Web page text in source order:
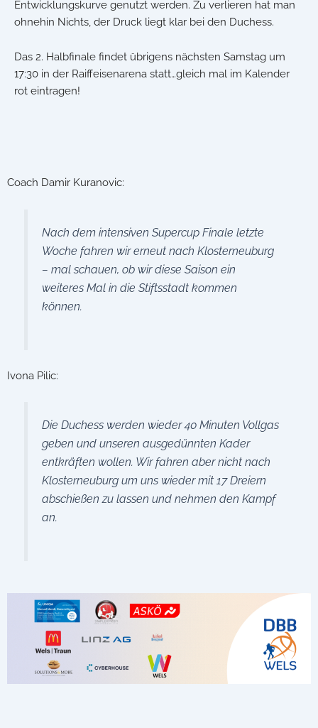
Entwicklungskurve genutzt werden. Zu verlieren hat man
ohnehin Nichts, der Druck liegt klar bei den Duchess.
Das 2. Halbfinale findet übrigens nächsten Samstag um
17:30 in der Raiffeisenarena statt…gleich mal im Kalender
rot eintragen!
Coach Damir Kuranovic:
Nach dem intensiven Supercup Finale letzte
Woche fahren wir erneut nach Klosterneuburg
– mal schauen, ob wir diese Saison ein
weiteres Mal in die Stiftsstadt kommen
können.
Ivona Pilic:
Die Duchess werden wieder 40 Minuten Vollgas
geben und unseren ausgedünnten Kader
entkräften wollen. Wir fahren aber nicht nach
Klosterneuburg um uns wieder mit 17 Dreiern
abschießen zu lassen und nehmen den Kampf
an.